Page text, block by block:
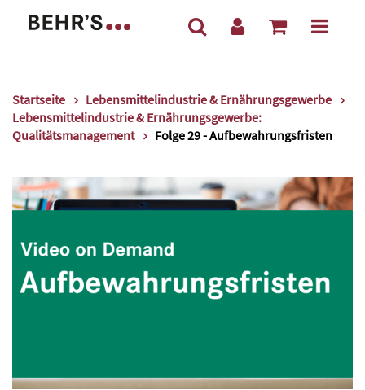
Startseite
Lebensmittelindustrie & Ernährungsgewerbe
Lebensmittelindustrie & Ernährungsgewerbe:
Qualitätsmanagement
Folge 29 - Aufbewahrungsfristen